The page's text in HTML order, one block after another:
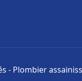
- Plombier